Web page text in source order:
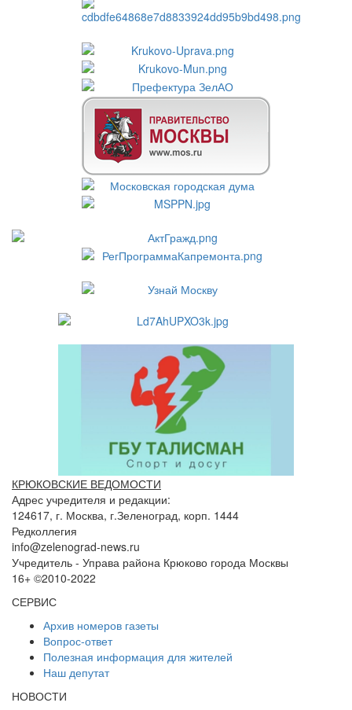
КРЮКОВСКИЕ ВЕДОМОСТИ
Адрес учредителя и редакции:
124617, г. Москва, г.Зеленоград, корп. 1444
Редколлегия
info@zelenograd-news.ru
Учредитель - Управа района Крюково города Москвы
16+ ©2010-2022
СЕРВИС
Архив номеров газеты
Вопрос-ответ
Полезная информация для жителей
Наш депутат
НОВОСТИ